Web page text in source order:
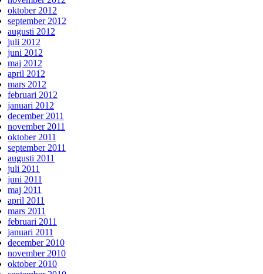
oktober 2012
september 2012
augusti 2012
juli 2012
juni 2012
maj 2012
april 2012
mars 2012
februari 2012
januari 2012
december 2011
november 2011
oktober 2011
september 2011
augusti 2011
juli 2011
juni 2011
maj 2011
april 2011
mars 2011
februari 2011
januari 2011
december 2010
november 2010
oktober 2010